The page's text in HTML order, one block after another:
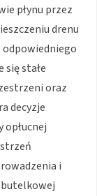
płynu przez
drenu
odpowiedniego
stałe
oraz
decyzje
i
butelkowej